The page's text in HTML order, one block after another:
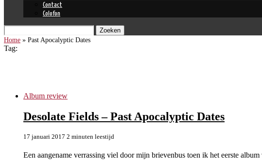
Contact
Colofon
Zoeken
Home » Past Apocalyptic Dates
Tag:
Album review
Desolate Fields – Past Apocalyptic Dates
17 januari 2017 2 minuten leestijd
Een aangename verrassing viel door mijn brievenbus toen ik het eerste